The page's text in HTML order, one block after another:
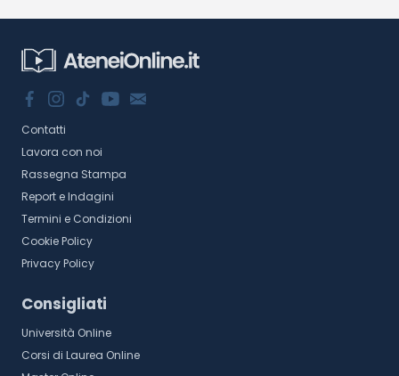
Contatti
Lavora con noi
Rassegna Stampa
Report e Indagini
Termini e Condizioni
Cookie Policy
Privacy Policy
Consigliati
Università Online
Corsi di Laurea Online